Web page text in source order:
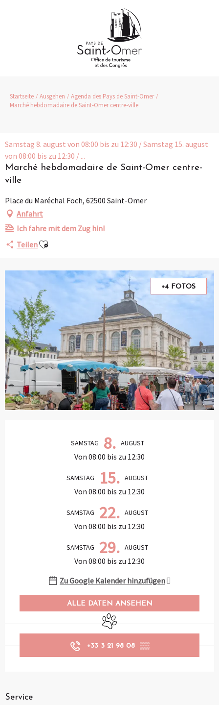
Startseite Ausgehen
Agenda des Pays de Saint-Omer
Marché hebdomadaire de Saint-Omer centre-ville
Samstag 8. august von 08:00 bis zu 12:30 / Samstag 15. august
von 08:00 bis zu 12:30 / ...
Marché hebdomadaire de Saint-Omer centre-
ville
Place du Maréchal Foch, 62500 Saint-Omer
Anfahrt
Ich fahre mit dem Zug hin!
TeilenAjouter aux favoris
+4 FOTOS
SAMSTAG 8. AUGUST
Von 08:00 bis zu 12:30
SAMSTAG 15. AUGUST
Von 08:00 bis zu 12:30
SAMSTAG 22. AUGUST
Von 08:00 bis zu 12:30
SAMSTAG 29. AUGUST
Von 08:00 bis zu 12:30
Zu Google Kalender hinzufügen
ALLE DATEN ANSEHEN
Tiere erlaubt
+33 3 21 98 08 ▒▒
Service